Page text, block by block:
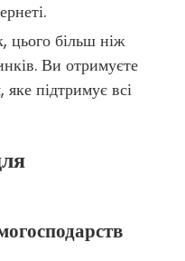
більш ніж
Ви отримуєте
підтримує всі